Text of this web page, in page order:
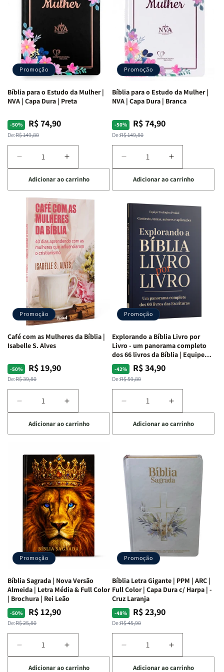
Promoção
Bíblia para o Estudo da Mulher |
NVA | Capa Dura | Preta
-50%
Preço
normal
De:R$ 149,80
Preço
promocional
R$ 74,90
Diminuir
a
quantidade
de
Bíblia
para
Estudo
da
Mulher
NVA
Capa
Dura
|
Preta
Aumentar
a
quantidade
de
Bíblia
para
o
Estudo
da
Mulher
|
NVA
|
Capa
Dura
|
Adicionar ao carrinho
Promoção
Bíblia para o Estudo da Mulher |
NVA | Capa Dura | Branca
-50%
Preço
normal
De:R$ 149,80
Preço
promocional
R$ 74,90
Diminuir
a
quantidade
de
Bíblia
o
Estudo
da
Mulher
NVA
Capa
Dura
|
Aumentar
a
quantidade
de
Bíblia
para
o
Estudo
Mulher
|
NVA
|
Capa
Dura
|
Adicionar ao carrinho
Promoção
Café com as Mulheres da Bíblia |
Isabelle S. Alves
-50%
Preço
normal
De:R$ 39,80
Preço
promocional
R$ 19,90
Diminuir
a
quantidade
de
com
Mulheres
da
Bíblia
Isabelle
S.
Alves
Aumentar
a
quantidade
de
com
as
Mulheres
da
Bíblia
|
Isabelle
S.
Alves
Adicionar ao carrinho
Promoção
Explorando a Bíblia Livro por
Livro - um panorama completo
dos 66 livros da Bíblia | Equipe
teológica Penkal
-42%
Preço
normal
De:R$ 59,80
Preço
promocional
R$ 34,90
Diminuir
a
quantidade
de
a
Bíblia
Livro
por
Livro
um
panorama
completo
dos
66
da
Bíblia
Equipe
teológica
Penkal
Aumentar
a
quantidade
de
a
Bíblia
Livro
-
um
panorama
completo
dos
da
Bíblia
Penkal
Adicionar ao carrinho
Promoção
Bíblia Sagrada | Nova Versão
Almeida | Letra Média & Full Color
| Brochura | Rei Leão
-50%
Preço
normal
De:R$ 25,80
Preço
promocional
R$ 12,90
Diminuir
a
Aumentar
a
Adicionar ao carrinho
Promoção
Bíblia Letra Gigante | PPM | ARC |
Full Color | Capa Dura c/ Harpa | -
Cruz Laranja
-48%
Preço
normal
De:R$ 45,90
Preço
promocional
R$ 23,90
Diminuir
a
Aumentar
a
Adicionar ao carrinho